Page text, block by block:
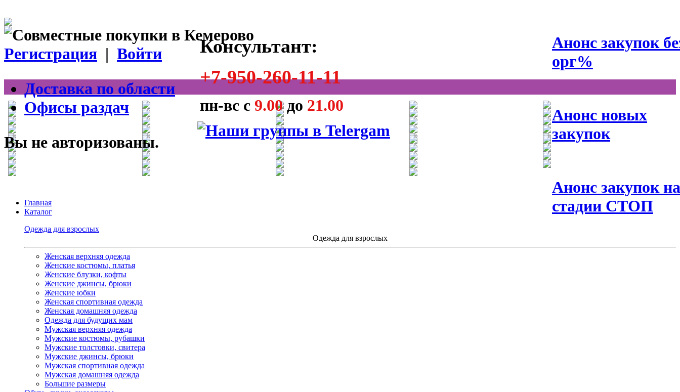
Анонс закупок
орг%
Анонс новых
закупок
Анонс закупок на
стадии СТОП
Консультант:
+7-950-260-11-11
пн-вс с 9.00до 21.00
Регистрация | Войти
Доставка по области
Офисы раздач
Вы не авторизованы.
Главная
Каталог
Одежда для взрослых
Одежда для взрослых
Женская верхняя одежда
Женские костюмы, платья
Женские блузки, кофты
Женские джинсы, брюки
Женские юбки
Женская спортивная одежда
Женская домашняя одежда
Одежда для будущих мам
Мужская верхняя одежда
Мужские костюмы, рубашки
Мужские толстовки, свитера
Мужские джинсы, брюки
Мужская спортивная одежда
Мужская домашняя одежда
Большие размеры